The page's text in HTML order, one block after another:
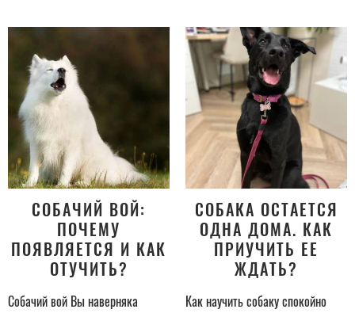
СОБАЧИЙ ВОЙ:
ПОЧЕМУ
ПОЯВЛЯЕТСЯ И КАК
ОТУЧИТЬ?
Собачий вой Вы наверняка
СОБАКА ОСТАЕТСЯ
ОДНА ДОМА. КАК
ПРИУЧИТЬ ЕЕ
ЖДАТЬ?
Как научить собаку спокойно